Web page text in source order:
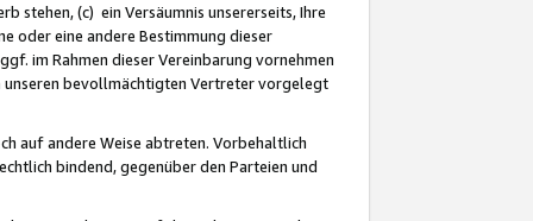
stehen, (c) ein Versäumnis unsererseits, Ihre
oder eine andere Bestimmung dieser
im Rahmen dieser Vereinbarung vornehmen
unseren bevollmächtigten Vertreter vorgelegt
auf andere Weise abtreten. Vorbehaltlich
bindend, gegenüber den Parteien und